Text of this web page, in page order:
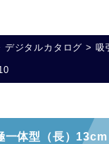
デジタルカタログ > 吸
一体型（長）